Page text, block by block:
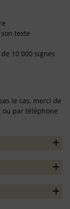
texte
10 000 signes
le cas, merci de
ou par téléphone